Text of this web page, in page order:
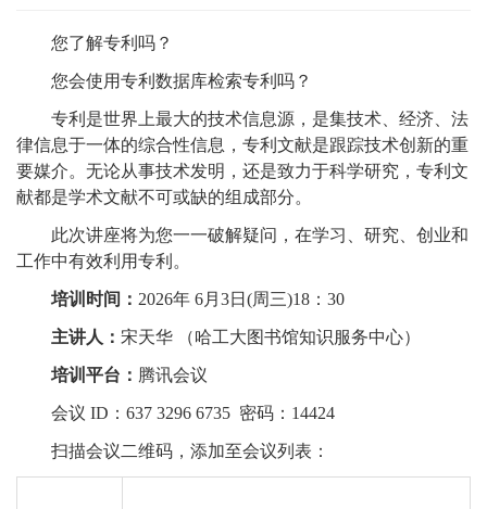
您了解专利吗？
您会使用专利数据库检索专利吗？
专利是世界上最大的技术信息源，是集技术、经济、法
律信息于一体的综合性信息，专利文献是跟踪技术创新的重
要媒介。无论从事技术发明，还是致力于科学研究，专利文
献都是学术文献不可或缺的组成部分。
此次讲座将为您一一破解疑问，在学习、研究、创业和
工作中有效利用专利。
培训时间： 2026年 6月3日(周三)18：30
主讲人： 宋天华 （哈工大图书馆知识服务中心）
培训平台： 腾讯会议
会议 ID：637 3296 6735 密码：14424
扫描会议二维码，添加至会议列表：